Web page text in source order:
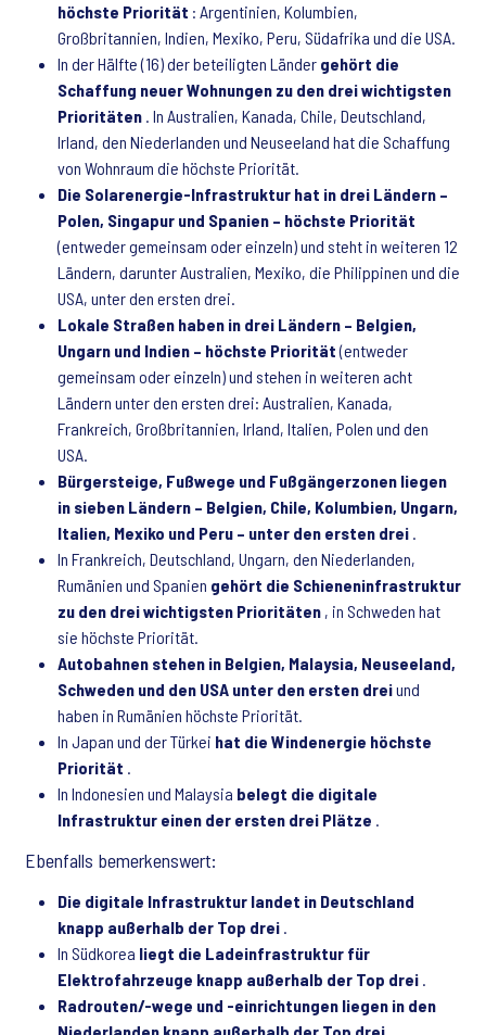
höchste Priorität : Argentinien, Kolumbien,
Großbritannien, Indien, Mexiko, Peru, Südafrika und die USA.
In der Hälfte (16) der beteiligten Länder gehört die
Schaffung neuer Wohnungen zu den drei wichtigsten
Prioritäten . In Australien, Kanada, Chile, Deutschland,
Irland, den Niederlanden und Neuseeland hat die Schaffung
von Wohnraum die höchste Priorität.
Die Solarenergie-Infrastruktur hat in drei Ländern –
Polen, Singapur und Spanien – höchste Priorität
(entweder gemeinsam oder einzeln) und steht in weiteren 12
Ländern, darunter Australien, Mexiko, die Philippinen und die
USA, unter den ersten drei.
Lokale Straßen haben in drei Ländern – Belgien,
Ungarn und Indien – höchste Priorität(entweder
gemeinsam oder einzeln) und stehen in weiteren acht
Ländern unter den ersten drei: Australien, Kanada,
Frankreich, Großbritannien, Irland, Italien, Polen und den
USA.
Bürgersteige, Fußwege und Fußgängerzonen liegen
in sieben Ländern – Belgien, Chile, Kolumbien, Ungarn,
Italien, Mexiko und Peru – unter den ersten drei .
In Frankreich, Deutschland, Ungarn, den Niederlanden,
Rumänien und Spanien gehört die Schieneninfrastruktur
zu den drei wichtigsten Prioritäten , in Schweden hat
sie höchste Priorität.
Autobahnen stehen in Belgien, Malaysia, Neuseeland,
Schweden und den USA unter den ersten dreiund
haben in Rumänien höchste Priorität.
In Japan und der Türkei hat die Windenergie höchste
Priorität .
In Indonesien und Malaysia belegt die digitale
Infrastruktur einen der ersten drei Plätze .
Ebenfalls bemerkenswert:
Die digitale Infrastruktur landet in Deutschland
knapp außerhalb der Top drei .
In Südkorea liegt die Ladeinfrastruktur für
Elektrofahrzeuge knapp außerhalb der Top drei .
Radrouten/-wege und -einrichtungen liegen in den